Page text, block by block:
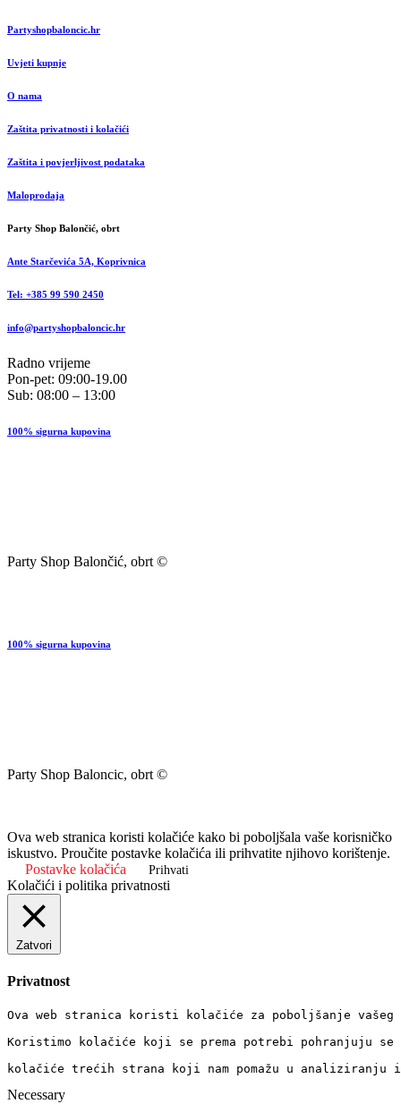
Partyshopbaloncic.hr
Uvjeti kupnje
O nama
Zaštita privatnosti i kolačići
Zaštita i povjerljivost podataka
Maloprodaja
Party Shop Balončić, obrt
Ante Starčevića 5A, Koprivnica
Tel: +385 99 590 2450
info@partyshopbaloncic.hr
Radno vrijeme
Pon-pet: 09:00-19.00
Sub: 08:00 – 13:00
100% sigurna kupovina
Party Shop Balončić, obrt ©
100% sigurna kupovina
Party Shop Baloncic, obrt ©
Ova web stranica koristi kolačiće kako bi poboljšala vaše korisničko
iskustvo. Proučite postavke kolačića ili prihvatite njihovo korištenje.
Postavke kolačića
Prihvati
Kolačići i politika privatnosti
Zatvori
Privatnost
Ova web stranica koristi kolačiće za poboljšanje
Koristimo kolačiće koji se prema potrebi pohranjuju
kolačiće trećih strana koji nam pomažu u
Necessary